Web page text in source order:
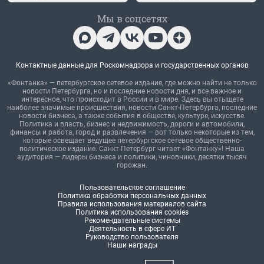
Мы в соцсетях
Контактные данные для Роскомнадзора и государственных органов
«Фонтанка» — петербургское сетевое издание, где можно найти не только
новости Петербурга, но и последние новости дня, и все важное и
интересное, что происходит в России и в мире. Здесь вы отыщете
наиболее значимые происшествия, новости Санкт-Петербурга, последние
новости бизнеса, а также события в обществе, культуре, искусстве.
Политика и власть, бизнес и недвижимость, дороги и автомобили,
финансы и работа, город и развлечения — вот только некоторые из тем,
которые освещает ведущее петербургское сетевое общественно-
политическое издание. Санкт-Петербург читает «Фонтанку»! Наша
аудитория — лидеры бизнеса и политики, чиновники, десятки тысяч
горожан.
Пользовательское соглашение
Политика обработки персональных данных
Правила использования материалов сайта
Политика использования cookies
Рекомендательные системы
Деятельность в сфере ИТ
Руководство пользователя
Наши награды